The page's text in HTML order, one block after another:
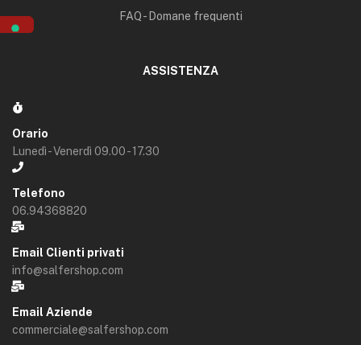
FAQ - Domane frequenti
ASSISTENZA
Orario
Lunedì - Venerdì 09.00 - 17.30
Telefono
06.94368820
Email Clienti privati
info@salfershop.com
Email Aziende
commerciale@salfershop.com